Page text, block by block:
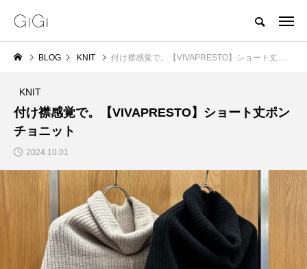
BLOG KNIT 付け襟感覚で。【VIVAPRESTO】ショート丈ポンチョニット
KNIT
付け襟感覚で。【VIVAPRESTO】ショート丈ポン
チョニット
2024.10.01